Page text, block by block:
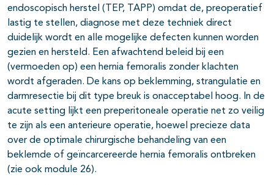
endoscopisch herstel (TEP, TAPP) omdat de, preoperatief
lastig te stellen, diagnose met deze techniek direct
duidelijk wordt en alle mogelijke defecten kunnen worden
gezien en hersteld. Een afwachtend beleid bij een
(vermoeden op) een hernia femoralis zonder klachten
wordt afgeraden. De kans op beklemming, strangulatie en
darmresectie bij dit type breuk is onacceptabel hoog. In de
acute setting lijkt een preperitoneale operatie net zo veilig
te zijn als een anterieure operatie, hoewel precieze data
over de optimale chirurgische behandeling van een
beklemde of geïncarcereerde hernia femoralis ontbreken
(zie ook module 26).